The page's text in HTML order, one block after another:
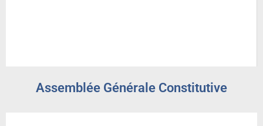
Assemblée Générale Constitutive